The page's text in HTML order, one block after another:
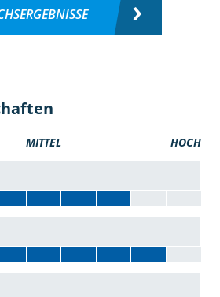
MITTEL HOCH